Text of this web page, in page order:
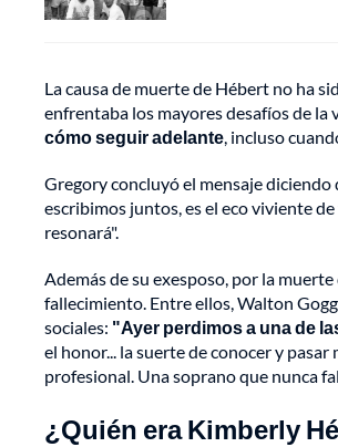
La causa de muerte de Hébert no ha
enfrentaba los mayores desafíos de la
cómo seguir adelante, incluso
Gregory concluyó el mensaje diciendo
escribimos juntos, es el eco viviente
resonará".
Además de su exesposo, por la
fallecimiento. Entre ellos, Walton
sociales: "Ayer perdimos a una de
el honor... la suerte de conocer y
profesional. Una soprano que nunca
¿Quién era Kimberly